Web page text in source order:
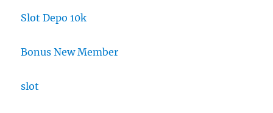
Slot Depo 10k
Bonus New Member
slot